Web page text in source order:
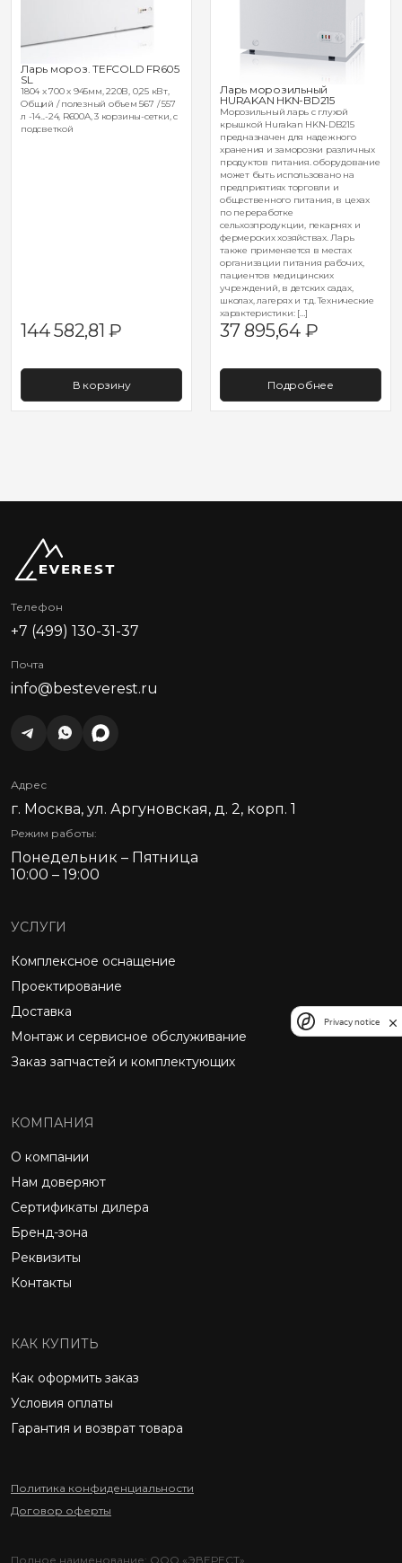
Ларь мороз. TEFCOLD FR605
SL
1804 x 700 x 945мм, 220В, 0,25 кВт,
Общий / полезный объем 567 / 557
л -14...-24, R600A, 3 корзины-сетки, с
подсветкой
144 582,81₽
В корзину
Ларь морозильный
HURAKAN HKN-BD215
Морозильный ларь с глухой
крышкой Hurakan HKN-DB215
предназначен для надежного
хранения и заморозки различных
продуктов питания. оборудование
может быть использовано на
предприятиях торговли и
общественного питания, в цехах
по переработке
сельхозпродукции, пекарнях и
фермерских хозяйствах. Ларь
также применяется в местах
организации питания рабочих,
пациентов медицинских
учреждений, в детских садах,
школах, лагерях и т.д. Технические
характеристики: […]
37 895,64 ₽
Подробнее
Телефон
+7 (499) 130-31-37
Почта
info@besteverest.ru
Адрес
г. Москва, ул. Аргуновская, д. 2, корп. 1
Режим работы:
Понедельник – Пятница
10:00 – 19:00
УСЛУГИ
Комплексное оснащение
Проектирование
Доставка
Монтаж и сервисное обслуживание
Заказ запчастей и комплектующих
КОМПАНИЯ
О компании
Нам доверяют
Сертификаты дилера
Бренд-зона
Реквизиты
Контакты
КАК КУПИТЬ
Как оформить заказ
Условия оплаты
Гарантия и возврат товара
Политика конфиденциальности
Договор оферты
Полное наименование: ООО «ЭВЕРЕСТ»
Privacy notice